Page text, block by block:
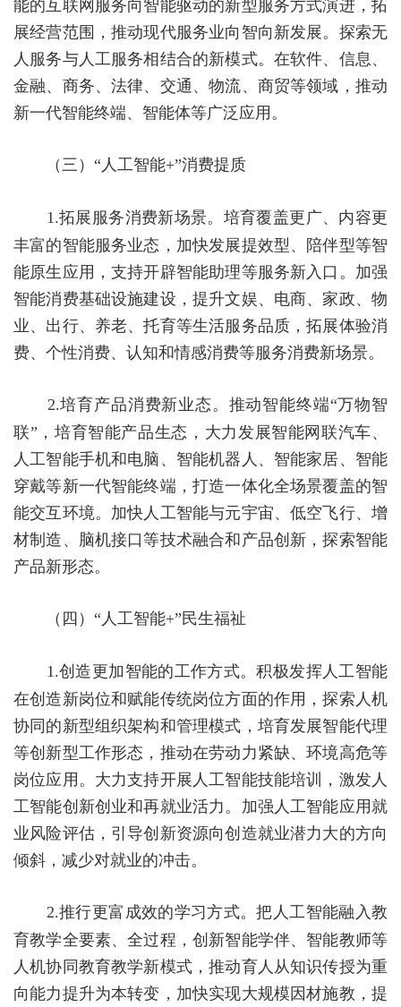
能的互联网服务向智能驱动的新型服务方式演进，拓
展经营范围，推动现代服务业向智向新发展。探索无
人服务与人工服务相结合的新模式。在软件、信息、
金融、商务、法律、交通、物流、商贸等领域，推动
新一代智能终端、智能体等广泛应用。
（三） “人工智能+”消费提质
1.拓展服务消费新场景。 培育覆盖更广、内容更
丰富的智能服务业态，加快发展提效型、陪伴型等智
能原生应用，支持开辟智能助理等服务新入口。加强
智能消费基础设施建设，提升文娱、电商、家政、物
业、出行、养老、托育等生活服务品质，拓展体验消
费、个性消费、认知和情感消费等服务消费新场景。
2.培育产品消费新业态。 推动智能终端“万物智
联”，培育智能产品生态，大力发展智能网联汽车、
人工智能手机和电脑、 智能机器人 、智能家居、智能
穿戴等新一代智能终端，打造一体化全场景覆盖的智
能交互环境。加快人工智能与元宇宙、低空飞行、增
材制造、脑机接口等技术融合和产品创新，探索智能
产品新形态。
（四） “人工智能+”民生福祉
1.创造更加智能的工作方式。积极发挥人工智能
在创造新岗位和赋能传统岗位方面的作用，探索人机
协同的新型组织架构和管理模式，培育发展智能代理
等创新型工作形态，推动在劳动力紧缺、环境高危等
岗位应用。大力支持开展人工智能技能培训，激发人
工智能创新创业和再就业活力。加强人工智能应用就
业风险评估，引导创新资源向创造就业潜力大的方向
倾斜，减少对就业的冲击。
2.推行更富成效的学习方式。把人工智能融入教
育教学全要素、全过程，创新智能学伴、智能教师等
人机协同教育教学新模式，推动育人从知识传授为重
向能力提升为本转变，加快实现大规模因材施教，提